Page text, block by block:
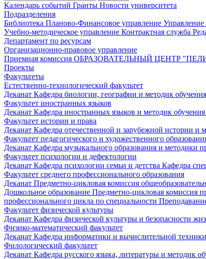
Календарь событий Гранты Новости университета
Подразделения
Библиотека Планово-Финансовое управление Управление
Учебно-методическое управление Контрактная служба
Департамент по ресурсам
Организационно-правовое управление
Приемная комиссия ОБРАЗОВАТЕЛЬНЫЙ ЦЕНТР
Проекты
Факультеты
Естественно-технологический факультет
Деканат Кафедра биологии, географии и методик обучения
Факультет иностранных языков
Деканат Кафедра иностранных языков и методик обучения
Факультет истории и права
Деканат Кафедра отечественной и зарубежной истории и
Факультет педагогического и художественного
Деканат Кафедра музыкального образования и методики
Факультет психологии и дефектологии
Деканат Кафедра психологии семьи и детства Кафедра
Факультет среднего профессионального образования
Деканат Предметно-цикловая комиссия
Дошкольное образование Предметно-цикловая комиссия
профессионального цикла по специальности
Факультет физической культуры
Деканат Кафедра физической культуры и безопасности
Физико-математический факультет
Деканат Кафедра информатики и вычислительной техники
Филологический факультет
Деканат Кафедра русского языка, литературы и методик